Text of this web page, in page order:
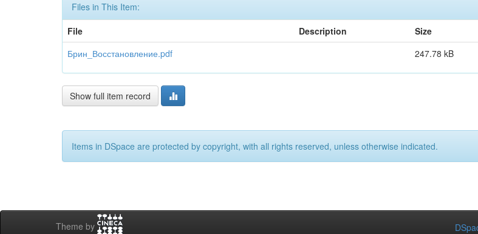
Files in This Item:
File
Description Size
Брин_Восстановление.pdf
247.78 kB
Show full item record
Items in DSpace are protected by copyright, with all rights reserved, unless otherwise indicated.
Theme by